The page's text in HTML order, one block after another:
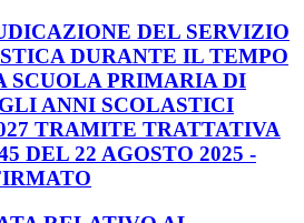
DEL SERVIZIO
DURANTE IL TEMPO
SCUOLA PRIMARIA DI
ANNI SCOLASTICI
TRAMITE TRATTATIVA
DEL 22 AGOSTO 2025 -